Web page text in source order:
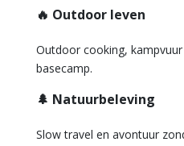
🔥 Outdoor leven
Outdoor cooking,
basecamp.
🌲 Natuurbeleving
Slow travel en avontuur